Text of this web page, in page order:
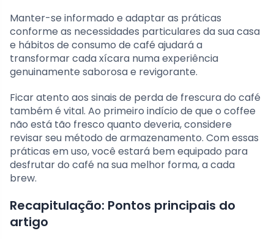
Manter-se informado e adaptar as práticas
conforme as necessidades particulares da sua casa
e hábitos de consumo de café ajudará a
transformar cada xícara numa experiência
genuinamente saborosa e revigorante.
Ficar atento aos sinais de perda de frescura do café
também é vital. Ao primeiro indício de que o coffee
não está tão fresco quanto deveria, considere
revisar seu método de armazenamento. Com essas
práticas em uso, você estará bem equipado para
desfrutar do café na sua melhor forma, a cada
brew.
Recapitulação: Pontos principais do
artigo